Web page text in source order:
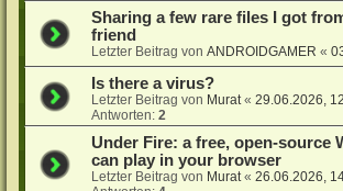
Sharing a few rare files I got
friend
Letzter Beitrag vonANDROIDGAMER «
Is there a virus?
Letzter Beitrag von Murat «29.06.2026,
Antworten:2
Under Fire: a free, open-source
can play in your browser
Letzter Beitrag von Murat «26.06.2026,